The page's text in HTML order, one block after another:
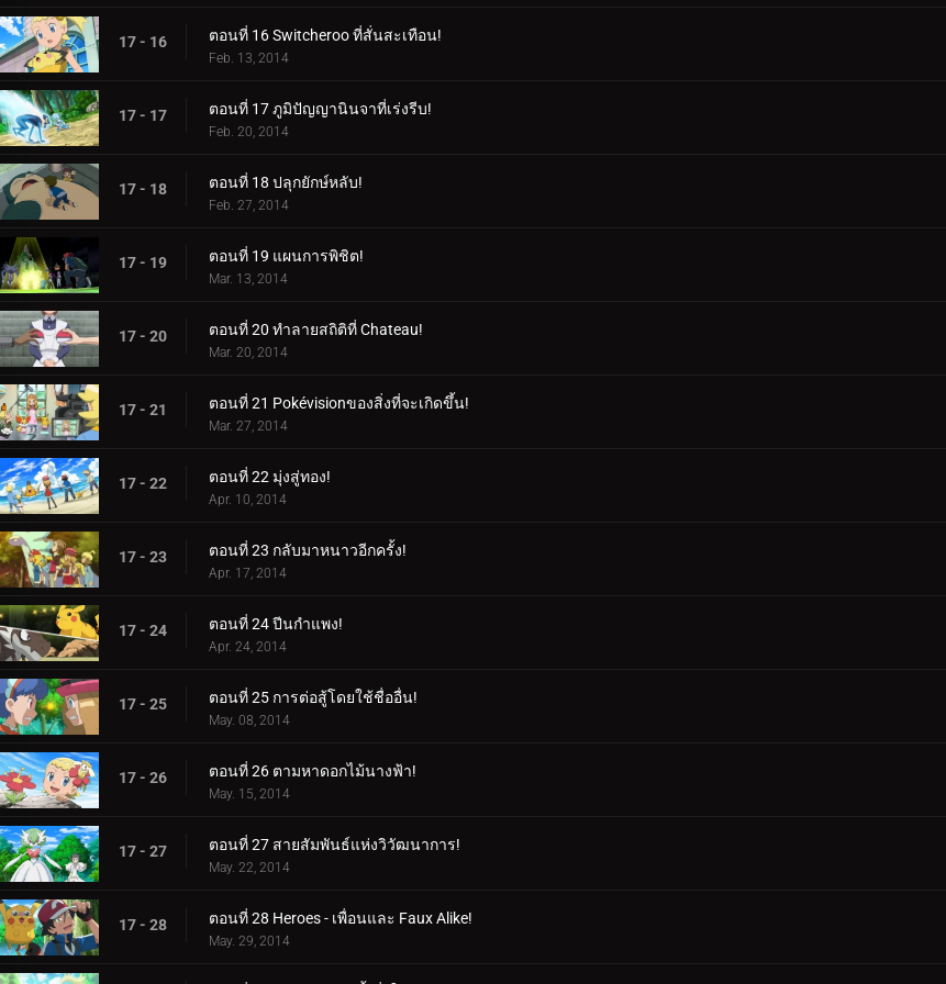
17 - 16 ตอนที่ 16 Switcheroo ที่สั่นสะเทือน!
Feb. 13, 2014
17 - 17 ตอนที่ 17 ภูมิปัญญานินจาที่เร่งรีบ!
Feb. 20, 2014
17 - 18 ตอนที่ 18 ปลุกยักษ์หลับ!
Feb. 27, 2014
17 - 19 ตอนที่ 19 แผนการพิชิต!
Mar. 13, 2014
17 - 20 ตอนที่ 20 ทำลายสถิติที่ Chateau!
Mar. 20, 2014
17 - 21 ตอนที่ 21 Pokévisionของสิ่งที่จะเกิดขึ้น!
Mar. 27, 2014
17 - 22 ตอนที่ 22 มุ่งสู่ทอง!
Apr. 10, 2014
17 - 23 ตอนที่ 23 กลับมาหนาวอีกครั้ง!
Apr. 17, 2014
17 - 24 ตอนที่ 24 ปีนกำแพง!
Apr. 24, 2014
17 - 25 ตอนที่ 25 การต่อสู้โดยใช้ชื่ออื่น!
May. 08, 2014
17 - 26 ตอนที่ 26 ตามหาดอกไม้นางฟ้า!
May. 15, 2014
17 - 27 ตอนที่ 27 สายสัมพันธ์แห่งวิวัฒนาการ!
May. 22, 2014
17 - 28 ตอนที่ 28 Heroes - เพื่อนและ Faux Alike!
May. 29, 2014